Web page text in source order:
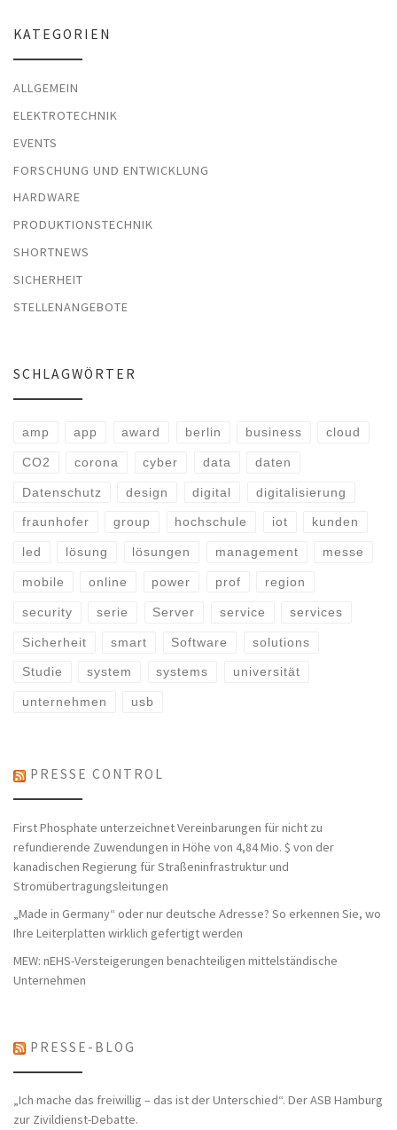
KATEGORIEN
ALLGEMEIN
ELEKTROTECHNIK
EVENTS
FORSCHUNG UND ENTWICKLUNG
HARDWARE
PRODUKTIONSTECHNIK
SHORTNEWS
SICHERHEIT
STELLENANGEBOTE
SCHLAGWÖRTER
amp app award berlin business cloud
CO2 corona cyber data daten
Datenschutz design digital digitalisierung
fraunhofer group hochschule iot kunden
led lösung lösungen management messe
mobile online power prof region
security serie Server service services
Sicherheit smart Software solutions
Studie system systems universität
unternehmen usb
PRESSE CONTROL
First Phosphate unterzeichnet Vereinbarungen für nicht zu
refundierende Zuwendungen in Höhe von 4,84 Mio. $ von der
kanadischen Regierung für Straßeninfrastruktur und
Stromübertragungsleitungen
„Made in Germany“ oder nur deutsche Adresse? So erkennen Sie, wo
Ihre Leiterplatten wirklich gefertigt werden
MEW: nEHS-Versteigerungen benachteiligen mittelständische
Unternehmen
PRESSE-BLOG
„Ich mache das freiwillig – das ist der Unterschied“. Der ASB Hamburg
zur Zivildienst-Debatte.